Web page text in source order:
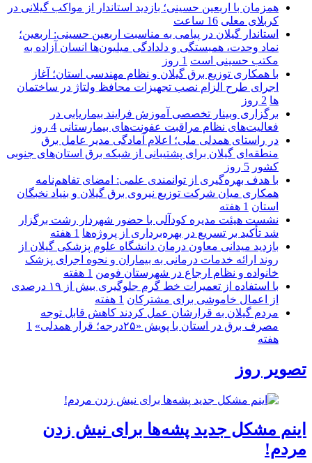
همزمان با اربعین حسینی؛ بازدید استاندار از مواکب گیلانی در
کربلای معلی 16 ساعت
استاندار گیلان در پیامی به مناسبت اربعین حسینی: اربعین؛
نماد وحدت، همبستگی و دلدادگی میلیون‌ها انسان آزاده به
مکتب حسینی است 1 روز
با همکاری توزیع برق گیلان و نظام مهندسی استان؛ آغاز
اجرای طرح الزام نصب تجهیزات محافظ ولتاژ در ساختمان
ها 2 روز
برگزاری وبینار تخصصی آموزش فرایند بیماریابی در
فعالیت‌های نظام مراقبت عفونت‌های بیمارستانی 4 روز
در راستای همدلی ملی؛ اعلام آمادگی مدیر عامل برق
منطقه‌ای گیلان برای پشتیبانی از شبكه برق استان‌های جنوبی
كشور 5 روز
با هدف بهره‌گیری از توانمندی علمی: امضای تفاهم‌نامه
همكاری میان شركت توزیع نیروی برق گیلان و بنیاد نخبگان
استان 1 هفته
نشست هیئت مدیره کودآلی با حضور شهردار رشت برگزار
شد تأکید بر تسریع در بهره‌برداری از پروژه‌ها 1 هفته
بازدید میدانی معاون درمان دانشگاه علوم پزشکی گیلان از
روند ارائه خدمات درمانی به بیماران و نحوه اجرای پزشک
خانواده و نظام ارجاع در شهرستان فومن 1 هفته
با استفاده از تعمیرات خط گرم جلوگیری بیش از ۱۹ درصدی
از اعمال خاموشی برای مشتركان 1 هفته
مردم گیلان به قرارشان عمل کردند كاهش قابل توجه
مصرف برق در استان با پویش «۲۵درجه؛ قرار همدلی»
1
هفته
تصویر روز
اینم مشکل جدید پشه‌ها برای نیش زدن
مردم!